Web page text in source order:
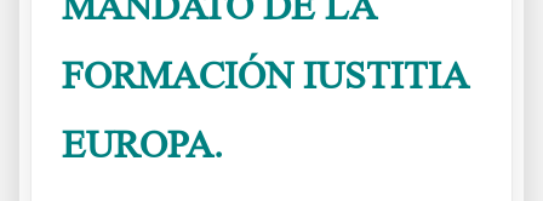
FORMACIÓN IUSTITIA
EUROPA.